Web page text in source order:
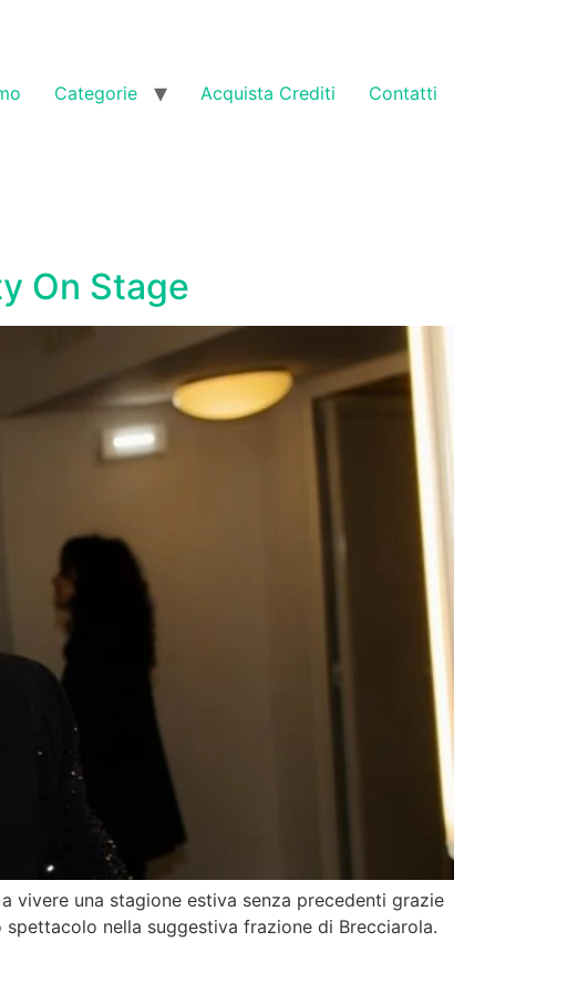
Categorie Acquista Crediti Contatti
On Stage
vivere una stagione estiva senza precedenti grazie
nella suggestiva frazione di Brecciarola.